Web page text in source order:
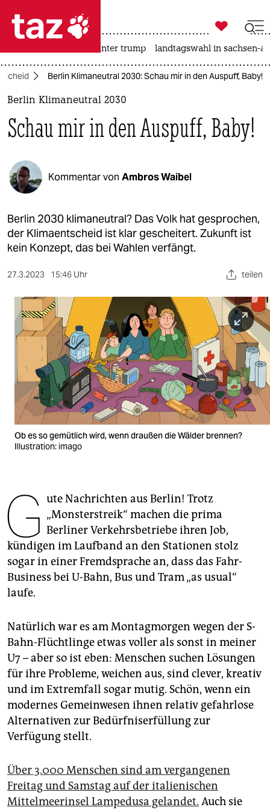
 taz zahl ich
taz zahl ich
politik
öko
gesellschaft
kultur
sport
berlin
nord
wahrheit
verlag
verlag
veranstaltungen
shop
fragen & hilfe
abo
genossenschaft
epaper login

taz zahl ich
usa unter trump landtagswahl in sachsen-
Berlin Klimaneutral 2030: Schau mir in den Auspuff, Baby!
Berlin Klimaneutral 2030
Schau mir in den Auspuff, Baby!
Kommentar von Ambros Waibel
Berlin 2030 klimaneutral? Das Volk hat gesprochen,
der Klimaentscheid ist klar gescheitert. Zukunft ist
kein Konzept, das bei Wahlen verfängt.
27.3.2023 15:46 Uhr teilen
Ob es so gemütlich wird, wenn draußen die Wälder brennen?
Illustration: imago
G ute Nachrichten aus Berlin! Trotz
„Monsterstreik“ machen die prima
Berliner Verkehrsbetriebe ihren Job,
kündigen im Laufband an den Stationen stolz
sogar in einer Fremdsprache an, dass das Fahr-
Business bei U-Bahn, Bus und Tram „as usual“
laufe.
Natürlich war es am Montagmorgen wegen der S-
Bahn-Flüchtlinge etwas voller als sonst in meiner
U7 – aber so ist eben: Menschen suchen Lösungen
für ihre Probleme, weichen aus, sind clever, kreativ
und im Extremfall sogar mutig. Schön, wenn ein
modernes Gemeinwesen ihnen relativ gefahrlose
Alternativen zur Bedürfniserfüllung zur
Verfügung stellt.
Über 3.000 Menschen sind am vergangenen
Freitag und Samstag auf der italienischen
Mittelmeerinsel Lampedusa gelandet. Auch sie